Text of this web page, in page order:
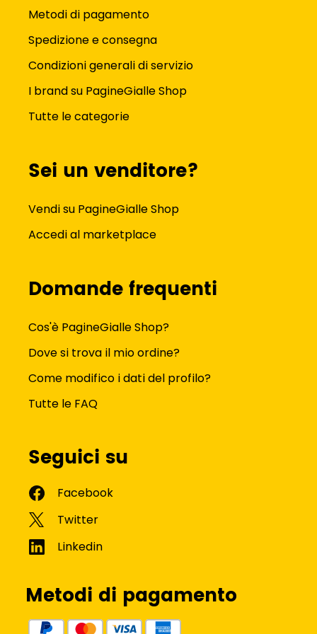
Metodi di pagamento
Spedizione e consegna
Condizioni generali di servizio
I brand su PagineGialle Shop
Tutte le categorie
Sei un venditore?
Vendi su PagineGialle Shop
Accedi al marketplace
Domande frequenti
Cos'è PagineGialle Shop?
Dove si trova il mio ordine?
Come modifico i dati del profilo?
Tutte le FAQ
Seguici su
Metodi di pagamento